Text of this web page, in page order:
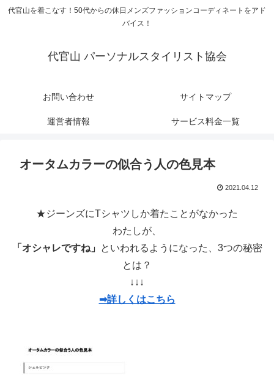
代官山を着こなす！50代からの休日メンズファッションコーディネートをアド
バイス！
代官山 パーソナルスタイリスト協会
お問い合わせ サイトマップ
運営者情報 サービス料金一覧
オータムカラーの似合う人の色見本
2021.04.12
★ジーンズにTシャツしか着たことがなかった
わたしが、
「オシャレですね」
といわれるようになった、3つの秘密
とは？
↓↓↓
➡詳しくはこちら